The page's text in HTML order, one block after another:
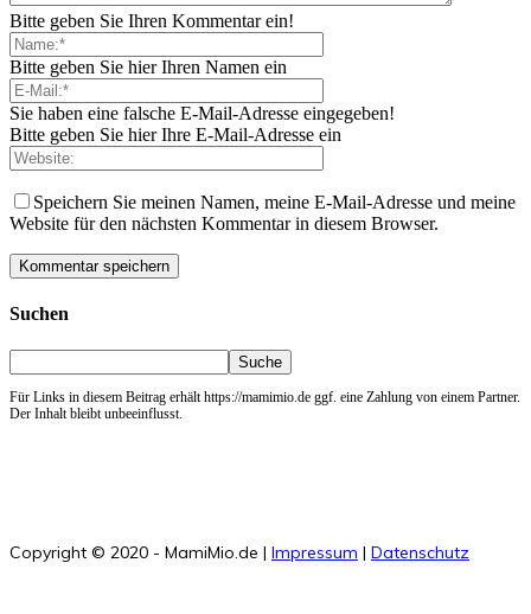
Bitte geben Sie Ihren Kommentar ein!
Bitte geben Sie hier Ihren Namen ein
Sie haben eine falsche E-Mail-Adresse eingegeben!
Bitte geben Sie hier Ihre E-Mail-Adresse ein
Speichern Sie meinen Namen, meine E-Mail-Adresse und meine
Website für den nächsten Kommentar in diesem Browser.
Suchen
Für Links in diesem Beitrag erhält https://mamimio.de ggf. eine Zahlung von einem Partner.
Der Inhalt bleibt unbeeinflusst.
Copyright © 2020 - MamiMio.de | Impressum | Datenschutz